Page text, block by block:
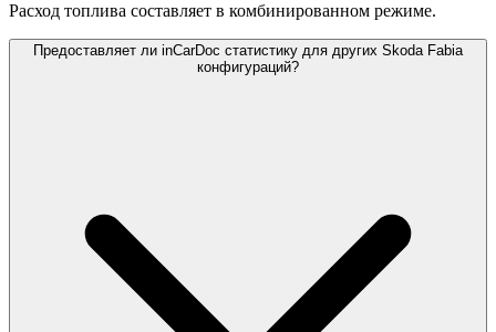
Расход топлива составляет в комбинированном режиме.
Предоставляет ли inCarDoc статистику для других Skoda Fabia
конфигураций?